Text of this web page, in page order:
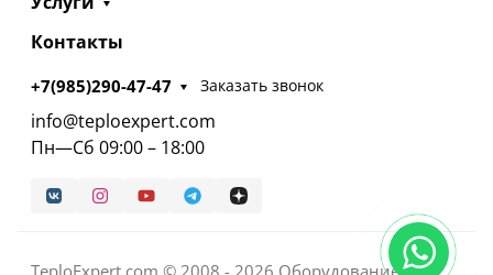
Контакты
+7(985)290-47-47 Заказать звонок
info@teploexpert.com
Пн—Сб 09:00 – 18:00
TeploExpert.com © 2008 - 2026 Оборудование для